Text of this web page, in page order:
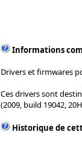
Informations
Drivers et firmwares
Ces drivers sont
(2009, build 19042,
Historique de